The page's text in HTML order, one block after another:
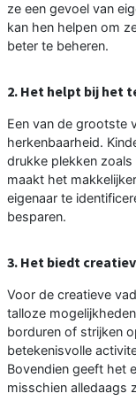
ze een gevoel van
kan hen helpen om
beter te beheren.
2. Het helpt bij het
Een van de grootste
herkenbaarheid.
drukke plekken
maakt het
eigenaar te
besparen.
3. Het biedt
Voor de creatieve
talloze
borduren of strijken
betekenisvolle
Bovendien geeft het
misschien alledaags